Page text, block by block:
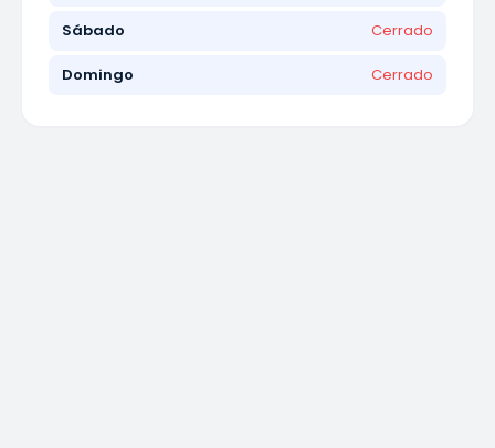
Sábado Cerrado
Domingo Cerrado